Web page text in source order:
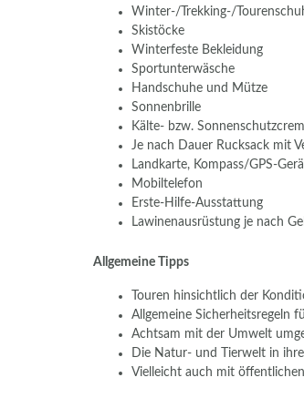
Winter-/Trekking-/
Skistöcke
Winterfeste Bekleidung
Sportunterwäsche
Handschuhe und Mütze
Sonnenbrille
Kälte- bzw.
Je nach Dauer Rucksack mit
Landkarte, Kompass/GPS-
Mobiltelefon
Erste-Hilfe-Ausstattung
Lawinenausrüstung je nach
Allgemeine Tipps
Touren hinsichtlich der
Allgemeine Sicherheitsregeln
Achtsam mit der Umwelt
Die Natur- und Tierwelt in
Vielleicht auch mit